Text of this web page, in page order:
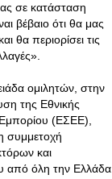
σε κατάσταση
βέβαιο ότι θα μας
θα περιορίσει τις
ομιλητών, στην
της Εθνικής
(ΕΣΕΕ),
συμμετοχή
και
από όλη την Ελλάδα.